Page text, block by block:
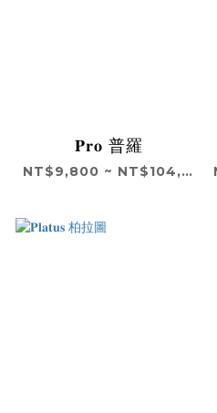
𝐏𝐫𝐨 普羅
NT$9,800 ~ NT$104,800